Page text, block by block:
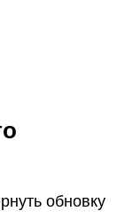
свидетелей.
обуви, а
обмен,